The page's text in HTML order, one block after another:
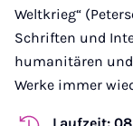
Weltkrieg“
Schriften und
humanitären
Werke immer